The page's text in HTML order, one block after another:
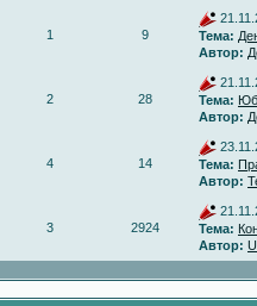
1 9
Тема:
Автор:
2 28
Тема:
Автор:
4 14
Тема:
Автор:
3
2924
Тема:
Автор: